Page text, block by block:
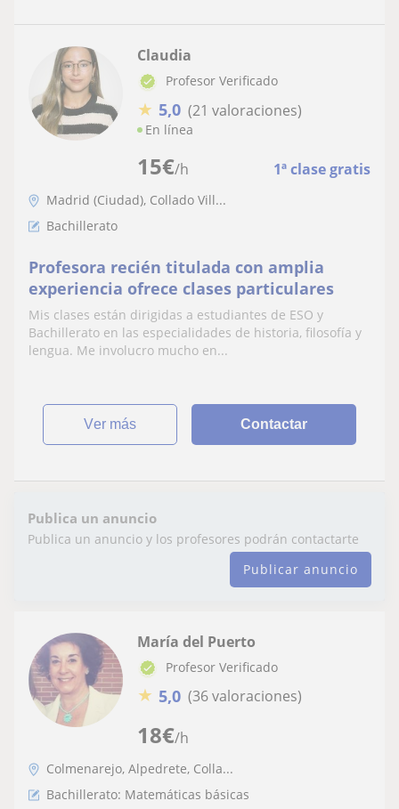
15€/h 1ª clase gratis
Claudia
Profesor Verificado
★ 5,0 (21 valoraciones)
En línea
Madrid (Ciudad), Collado Vill...
Bachillerato
Profesora recién titulada con amplia
experiencia ofrece clases particulares
Mis clases están dirigidas a estudiantes de ESO y
Bachillerato en las especialidades de historia, filosofía y
lengua. Me involucro mucho en...
ver más Contactar
Publica un anuncio
Publica un anuncio y los profesores podrán contactarte
Publicar anuncio
18€/h
María del Puerto
Profesor Verificado
★ 5,0 (36 valoraciones)
Colmenarejo, Alpedrete, Colla...
Bachillerato: Matemáticas básicas